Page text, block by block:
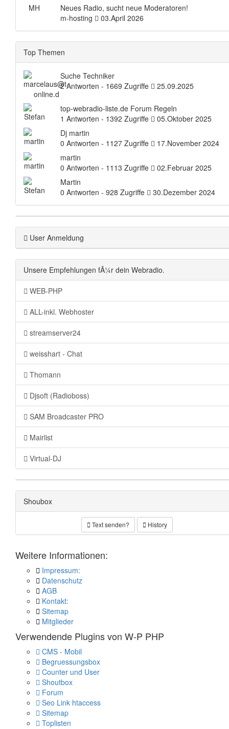
MH
Neues Radio, sucht neue Moderatoren!
m-hosting
03.April 2026
Top Themen
Suche Techniker
2 Antworten - 1669 Zugriffe
25.09.2025
top-webradio-liste.de Forum Regeln
1 Antworten - 1392 Zugriffe
05.Oktober 2025
Dj martin
0 Antworten - 1127 Zugriffe
17.November 2024
martin
0 Antworten - 1113 Zugriffe
02.Februar 2025
Martin
0 Antworten - 928 Zugriffe
30.Dezember 2024
User Anmeldung
Unsere Empfehlungen fÃ¼r dein Webradio.
WEB-PHP
ALL-inkl. Webhoster
streamserver24
weisshart - Chat
Thomann
Djsoft (Radioboss)
SAM Broadcaster PRO
Mairlist
Virtual-DJ
Shoubox
Text senden? History
Weitere Informationen:
Impressum:
Datenschutz
AGB
Kontakt:
Sitemap
Mitglieder
Verwendende Plugins von W-P PHP
CMS - Mobil
Begruessungsbox
Counter und User
Shoutbox
Forum
Seo Link htaccess
Sitemap
Toplisten